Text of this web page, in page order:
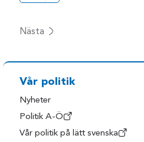
Nästa
Vår politik
Nyheter
Politik A-Ö
Vår politik på lätt svenska